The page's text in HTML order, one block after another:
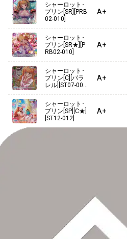
2nd ANNIVERSARY SET
プレミアムカードコレクション -リー
プレミアムカードコレクション - ベス
ONE PIECEカードゲーム SOUND
プレミアムカードコレクション - ベス
プレミアムカードコレクション-Live
プレミアムカードコレクション
プレミアムカードコレクション -ガー
ONE PIECE FILM RED プレミアムカ
シャーロット･
プリン[SR][PRB
02-010]
A+
シャーロット･
プリン[SR★][P
RB02-010]
A+
シャーロット･
プリン[C][パラ
レル][ST07-008]
ン-ガールズエ
ディション-]
A+
シャーロット･
プリン[SP][C★]
[ST12-012]
A+
各種ブランドのカードをご利用いただけま
【Paidy（後払い/コンビニ払い）】
お支払後の在庫確保となりますため、お早